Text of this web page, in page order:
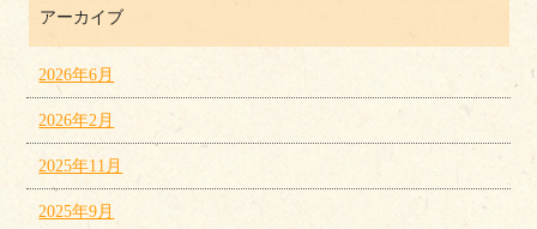
アーカイブ
2026年6月
2026年2月
2025年11月
2025年9月